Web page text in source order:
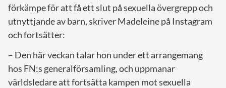
förkämpe för att få ett slut på sexuella övergrepp och
utnyttjande av barn, skriver Madeleine på Instagram
och fortsätter:
– Den här veckan talar hon under ett arrangemang
hos FN:s generalförsamling, och uppmanar
världsledare att fortsätta kampen mot sexuella